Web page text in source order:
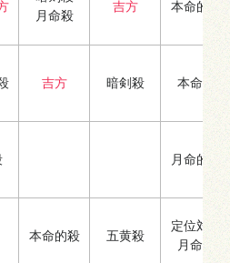
月命殺
吉方 本命的殺
吉方 暗剣殺 本命殺
月命的殺
本命的殺 五黄殺
定位対冲
月命殺